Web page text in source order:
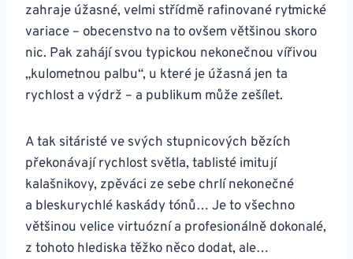
zahraje úžasné, velmi střídmě rafinované rytmické
variace – obecenstvo na to ovšem většinou skoro
nic. Pak zahájí svou typickou nekonečnou vířivou
„kulometnou palbu“, u které je úžasná jen ta
rychlost a výdrž – a publikum může zešílet.
A tak sitáristé ve svých stupnicových bězích
překonávají rychlost světla, tablisté imitují
kalašnikovy, zpěváci ze sebe chrlí nekonečné
a bleskurychlé kaskády tónů… Je to všechno
většinou velice virtuózní a profesionálně dokonalé,
z tohoto hlediska těžko něco dodat, ale…